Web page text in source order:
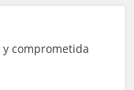
comprometida